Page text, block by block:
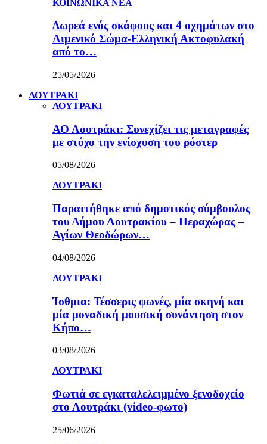
ΚΟΙΝΩΝΙΚΑ ΝΕΑ
Δωρεά ενός σκάφους και 4 οχημάτων στο
Λιμενικό Σώμα-Ελληνική Ακτοφυλακή
από το…
25/05/2026
ΛΟΥΤΡΑΚΙ
ΛΟΥΤΡΑΚΙ
ΑΟ Λουτράκι: Συνεχίζει τις μεταγραφές
με στόχο την ενίσχυση του ρόστερ
05/08/2026
ΛΟΥΤΡΑΚΙ
Παραιτήθηκε από δημοτικός σύμβουλος
του Δήμου Λουτρακίου – Περαχώρας –
Αγίων Θεοδώρων…
04/08/2026
ΛΟΥΤΡΑΚΙ
Ίσθμια: Τέσσερις φωνές, μία σκηνή και
μία μοναδική μουσική συνάντηση στον
Κήπο…
03/08/2026
ΛΟΥΤΡΑΚΙ
Φωτιά σε εγκαταλελειμμένο ξενοδοχείο
στο Λουτράκι (video-φωτο)
25/06/2026